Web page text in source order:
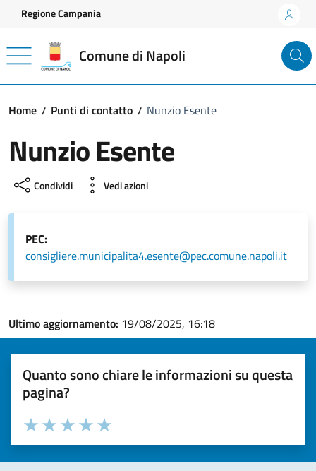
Vai ai contenuti
Vai al footer
Regione Campania
Comune di Napoli
Home Punti di contatto Nunzio Esente
Nunzio Esente
Condividi Vedi azioni
PEC:
consigliere.municipalita4.esente@pec.comune.napoli.it
Ultimo aggiornamento: 19/08/2025, 16:18
Quanto sono chiare le informazioni su questa
pagina?
Valuta la chiarezza delle informazioni (da 1 a 5 stelle)
Seleziona il numero di stelle per valutare la chiarezza delle
Valuta 5 stelle su 5
Valuta 4 stelle su 5
Valuta 3 stelle su 5
Valuta 2 stelle su 5
Valuta 1 stelle su 5